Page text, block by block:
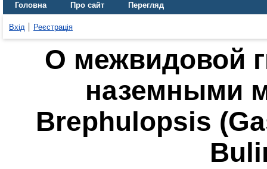
Головна Про сайт Перегляд
Вхід Реєстрація
О межвидовой
наземными
Brephulopsis